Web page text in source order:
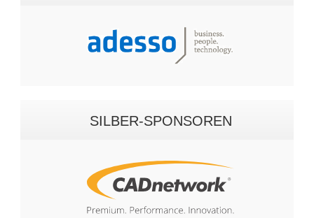
SILBER-SPONSOREN